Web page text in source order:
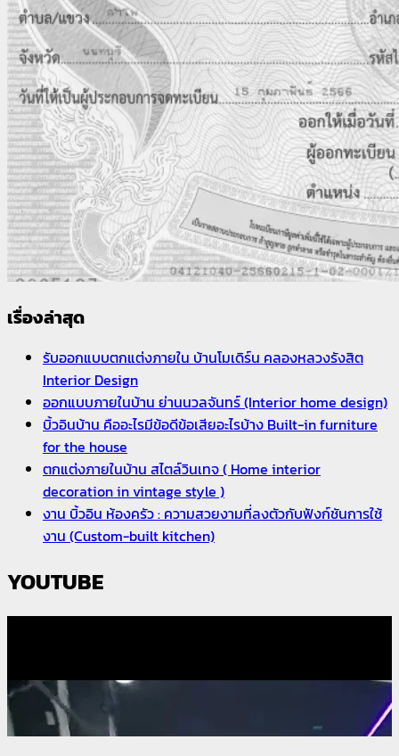
เรื่องล่าสุด
รับออกแบบตกแต่งภายใน บ้านโมเดิร์น คลองหลวงรังสิต
Interior Design
ออกแบบภายในบ้าน ย่านนวลจันทร์ (Interior home design)
บิ้วอินบ้าน คืออะไรมีข้อดีข้อเสียอะไรบ้าง Built-in furniture
for the house
ตกแต่งภายในบ้าน สไตล์วินเทจ ( Home interior
decoration in vintage style )
งาน บิ้วอิน ห้องครัว : ความสวยงามที่ลงตัวกับฟังก์ชันการใช้
งาน (Custom-built kitchen)
YOUTUBE